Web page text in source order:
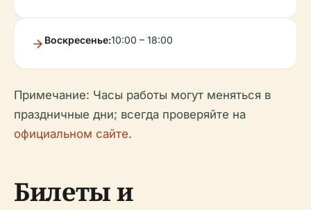
Воскресенье:10:00 – 18:00
Примечание: Часы работы могут меняться в
праздничные дни; всегда проверяйте на
официальном сайте.
Билеты и